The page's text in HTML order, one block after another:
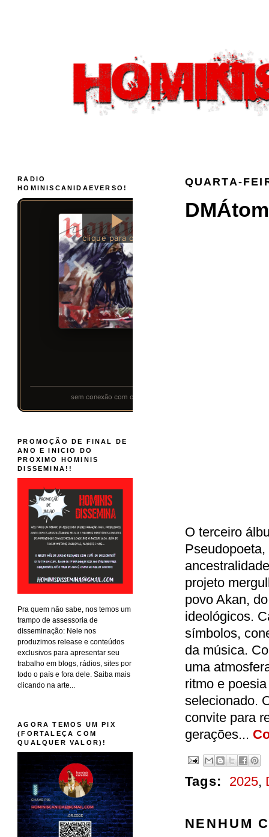
QUARTA-
O terceiro
projeto
povo Akan,
ideológicos.
símbolos,
da música.
uma
ritmo e
selecionado.
convite para
gerações...
Tags: 2025,
NENHUM
RADIO
HOMINISCANIDAEVERSO!
PROMOÇÃO DE FINAL DE
ANO E INICIO DO
PROXIMO HOMINIS
DISSEMINA!!
Pra quem não sabe, nos temos um
trampo de assessoria de
disseminação: Nele nos
produzimos release e conteúdos
exclusivos para apresentar seu
trabalho em blogs, rádios, sites por
todo o país e fora dele. Saiba mais
clicando na arte...
AGORA TEMOS UM PIX
(FORTALEÇA COM
QUALQUER VALOR)!